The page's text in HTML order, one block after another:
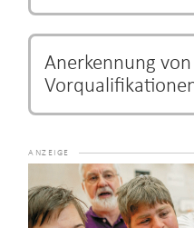
Anerkennung von
der Ausbildungszeit
eine Verkürzung der
Lehrgangsanbieter.
Player